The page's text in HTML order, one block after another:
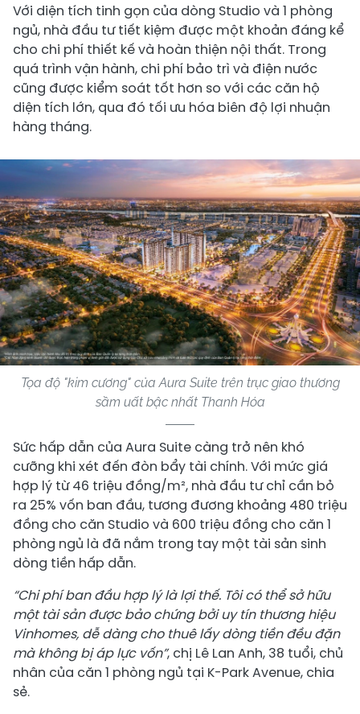
Với diện tích tinh gọn của dòng Studio và 1 phòng
ngủ, nhà đầu tư tiết kiệm được một khoản đáng kể
cho chi phí thiết kế và hoàn thiện nội thất. Trong
quá trình vận hành, chi phí bảo trì và điện nước
cũng được kiểm soát tốt hơn so với các căn hộ
diện tích lớn, qua đó tối ưu hóa biên độ lợi nhuận
hàng tháng.
Tọa độ "kim cương" của Aura Suite trên trục giao thương
sầm uất bậc nhất Thanh Hóa
Sức hấp dẫn của Aura Suite càng trở nên khó
cưỡng khi xét đến đòn bẩy tài chính. Với mức giá
hợp lý từ 46 triệu đồng/m², nhà đầu tư chỉ cần bỏ
ra 25% vốn ban đầu, tương đương khoảng 480 triệu
đồng cho căn Studio và 600 triệu đồng cho căn 1
phòng ngủ là đã nắm trong tay một tài sản sinh
dòng tiền hấp dẫn.
“Chi phí ban đầu hợp lý là lợi thế. Tôi có thể sở hữu
một tài sản được bảo chứng bởi uy tín thương hiệu
Vinhomes, dễ dàng cho thuê lấy dòng tiền đều đặn
mà không bị áp lực vốn”, chị Lê Lan Anh, 38 tuổi, chủ
nhân của căn 1 phòng ngủ tại K-Park Avenue, chia
sẻ.